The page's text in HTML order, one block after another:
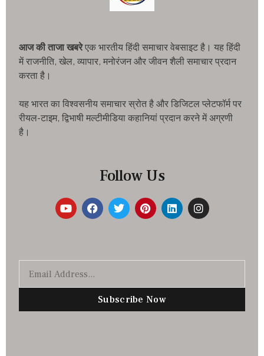
आज की ताजा खबरेएक भारतीय हिंदी समाचार वेबसाइट है। यह हिंदी
में राजनीति, खेल, व्यापार, मनोरंजन और जीवन शैली समाचार प्रदान
करता है।
यह भारत का विश्वसनीय समाचार स्रोत है और डिजिटल प्लेटफॉर्म पर
रीयल-टाइम, द्विभाषी मल्टीमीडिया कहानियां प्रदान करने में अग्रणी
है।
Follow Us
Subscribe Now